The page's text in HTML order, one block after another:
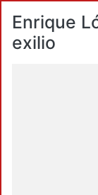
Enrique
exilio